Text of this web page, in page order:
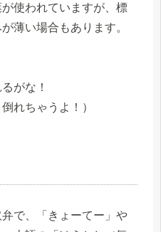
使われていますが、標
薄い場合もあります。
がな！
れちゃうよ！）
弁で、「きょーてー」や